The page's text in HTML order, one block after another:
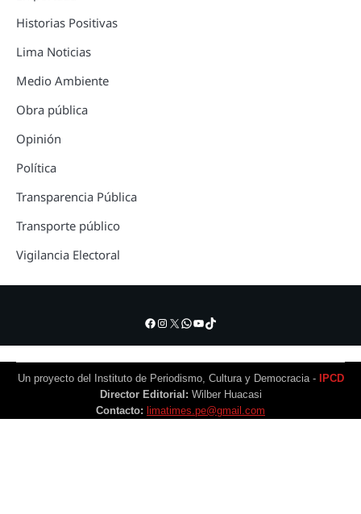
Historias Positivas
Lima Noticias
Medio Ambiente
Obra pública
Opinión
Política
Transparencia Pública
Transporte público
Vigilancia Electoral
Facebook
Instagram
X WhatsApp
YouTube
TikTok
Un proyecto del Instituto de Periodismo, Cultura y Democracia -
IPCD
Director Editorial: Wilber Huacasi
Contacto: limatimes.pe@gmail.com